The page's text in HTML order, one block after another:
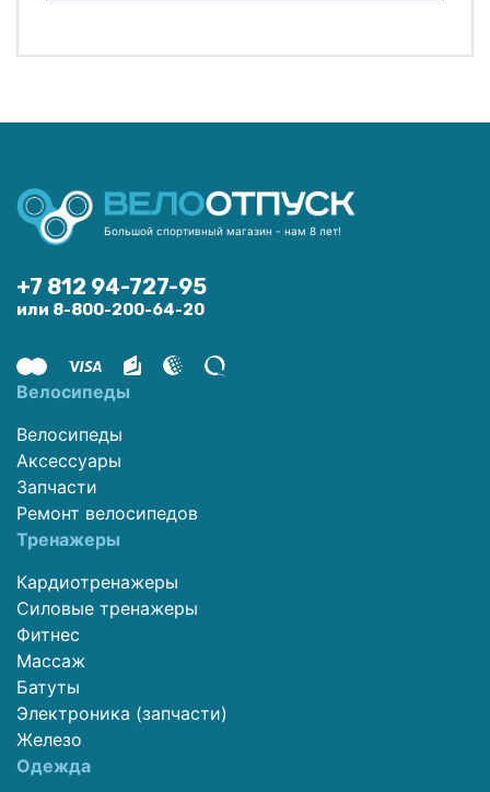
Большой спортивный магазин - нам 8 лет!
+7 812 94-727-95
или 8-800-200-64-20
Велосипеды
Велосипеды
Аксессуары
Запчасти
Ремонт велосипедов
Тренажеры
Кардиотренажеры
Силовые тренажеры
Фитнес
Массаж
Батуты
Электроника (запчасти)
Железо
Одежда